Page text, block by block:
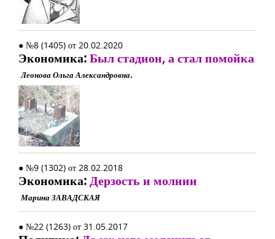
● №8 (1405) от 20.02.2020
Экономика:Был стадион, а стал помойка
Леонова Ольга Александровна.
● №9 (1302) от 28.02.2018
Экономика:Дерзость и молнии
Марина ЗАВАДСКАЯ
● №22 (1263) от 31.05.2017